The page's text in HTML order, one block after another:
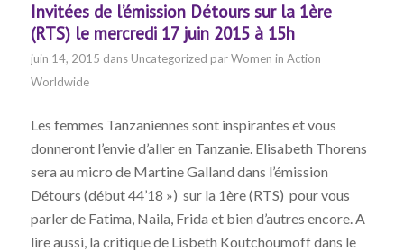
Invitées de l’émission Détours sur la 1ère
(RTS) le mercredi 17 juin 2015 à 15h
juin 14, 2015 dans Uncategorized parWomen in Action
Worldwide
Les femmes Tanzaniennes sont inspirantes et vous
donneront l’envie d’aller en Tanzanie. Elisabeth Thorens
sera au micro de Martine Galland dans l’émission
Détours (début 44’18 ») sur la 1ère (RTS) pour vous
parler de Fatima, Naila, Frida et bien d’autres encore. A
lire aussi, la critique de Lisbeth Koutchoumoff dans le